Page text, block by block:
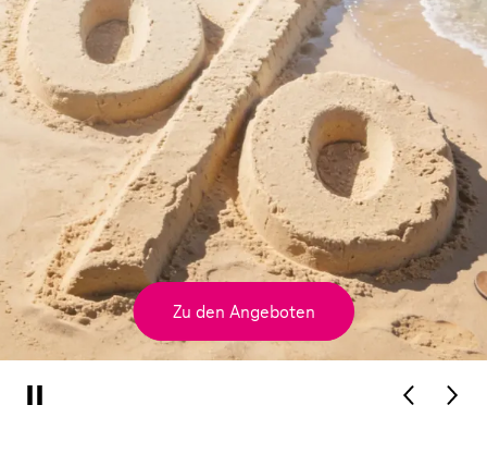
Zu den Angeboten